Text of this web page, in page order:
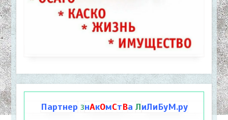
Партнер ЗнАкОмСтВа ЛиЛиБуМ.ру